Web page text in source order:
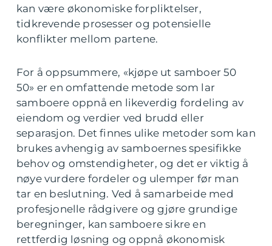
kan være økonomiske forpliktelser,
tidkrevende prosesser og potensielle
konflikter mellom partene.
For å oppsummere, «kjøpe ut samboer 50
50» er en omfattende metode som lar
samboere oppnå en likeverdig fordeling av
eiendom og verdier ved brudd eller
separasjon. Det finnes ulike metoder som kan
brukes avhengig av samboernes spesifikke
behov og omstendigheter, og det er viktig å
nøye vurdere fordeler og ulemper før man
tar en beslutning. Ved å samarbeide med
profesjonelle rådgivere og gjøre grundige
beregninger, kan samboere sikre en
rettferdig løsning og oppnå økonomisk